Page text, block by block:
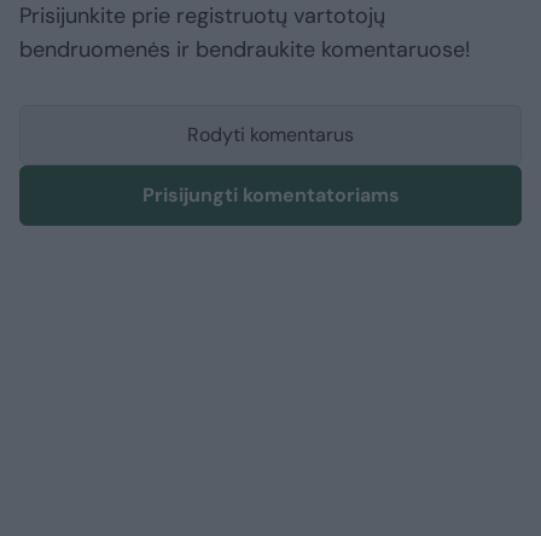
Prisijunkite prie registruotų vartotojų
bendruomenės ir bendraukite komentaruose!
Rodyti komentarus
Prisijungti komentatoriams